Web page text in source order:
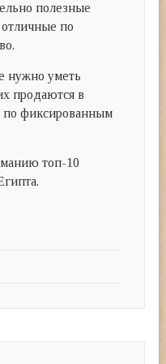
полезные
по
нужно уметь
продаются в
по фиксированным
топ-10